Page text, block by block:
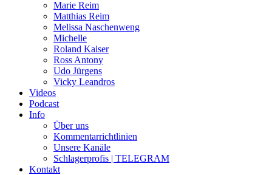
Marie Reim
Matthias Reim
Melissa Naschenweng
Michelle
Roland Kaiser
Ross Antony
Udo Jürgens
Vicky Leandros
Videos
Podcast
Info
Über uns
Kommentarrichtlinien
Unsere Kanäle
Schlagerprofis | TELEGRAM
Kontakt